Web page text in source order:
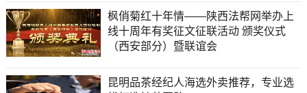
枫俏菊红十年情——陕西法帮网举办上
线十周年有奖征文征联活动 颁奖仪式
（西安部分）暨联谊会
昆明品茶经纪人海选外卖推荐，专业选